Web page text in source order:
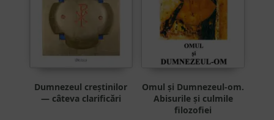
Dumnezeul creștinilor
— câteva clarificări
Omul și Dumnezeul-om.
Abisurile și culmile
filozofiei